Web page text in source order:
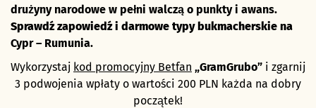
drużyny narodowe w pełni walczą o punkty i awans.
Sprawdź zapowiedź i darmowe typy bukmacherskie na
Cypr – Rumunia.
Wykorzystaj kod promocyjny Betfan „GramGrubo” i zgarnij
3 podwojenia wpłaty o wartości 200 PLN każda na dobry
początek!